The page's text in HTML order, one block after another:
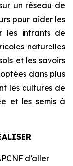
un réseau de
pour aider les
les intrants de
naturelles
et les savoirs
dans plus
les cultures de
et les semis à
d’aller